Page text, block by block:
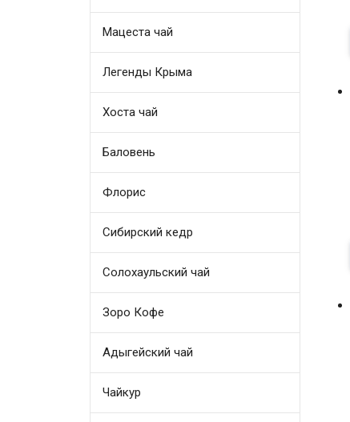
Мацеста чай
Легенды Крыма
Хоста чай
Баловень
Флорис
Сибирский кедр
Солохаульский чай
Зоро Кофе
Адыгейский чай
Чайкур